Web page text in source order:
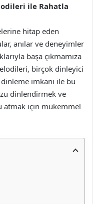
ile Rahatla
hitap eden
anılar ve deneyimler
başa çıkmamıza
birçok dinleyici
imkanı ile bu
dinlendirmek ve
için mükemmel